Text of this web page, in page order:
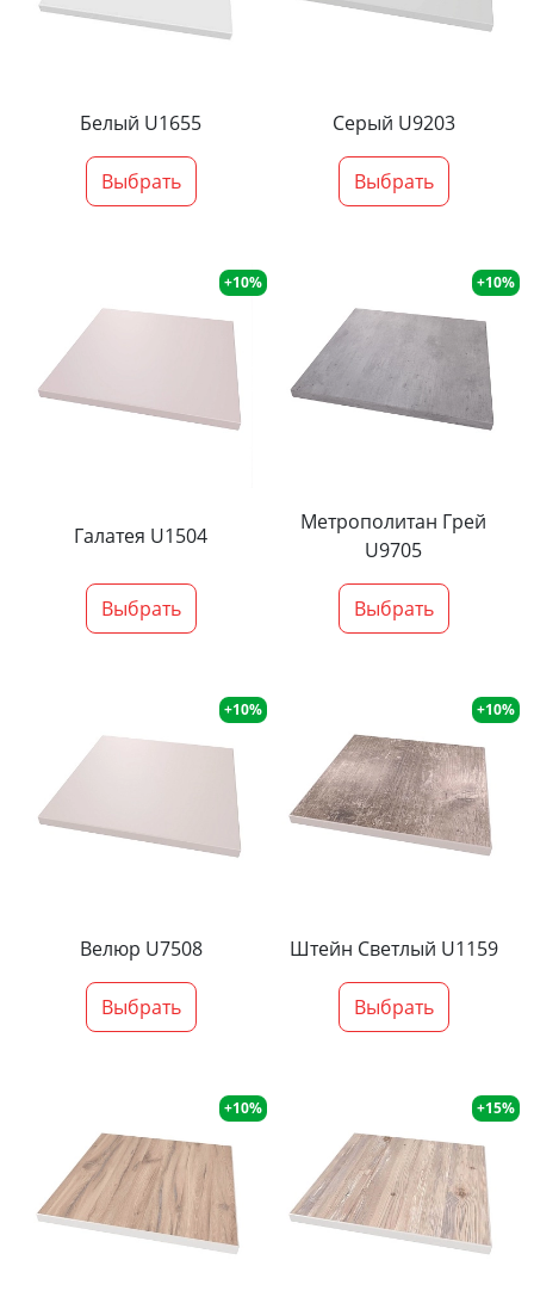
Белый U1655
Выбрать
Серый U9203
Выбрать
+10%
Галатея U1504
Выбрать
+10%
Метрополитан Грей
U9705
Выбрать
+10%
Велюр U7508
Выбрать
+10%
Штейн Светлый U1159
Выбрать
+10% +15%